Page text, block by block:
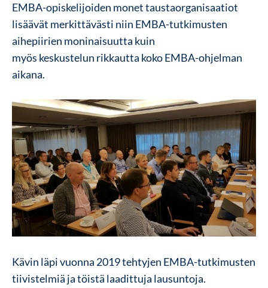
EMBA-opiskelijoiden monet taustaorganisaatiot
lisäävät merkittävästi niin EMBA-tutkimusten
aihepiirien moninaisuutta kuin
myös keskustelun rikkautta koko EMBA-ohjelman
aikana.
Kävin läpi vuonna 2019 tehtyjen EMBA-tutkimusten
tiivistelmiä ja töistä laadittuja lausuntoja.